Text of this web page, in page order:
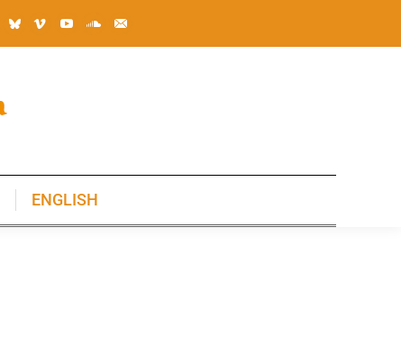
ENGLISH
ENGLISH